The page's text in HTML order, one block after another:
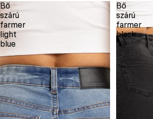
Bő
szárú
farmer
light
blue
Bő
szárú
farmer
black